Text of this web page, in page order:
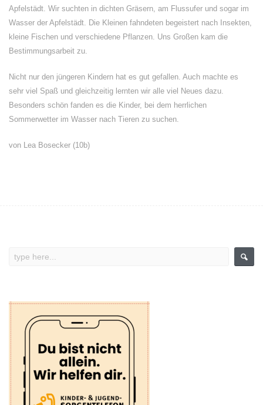
Apfelstädt. Wir suchten in dichten Gräsern, am Flussufer und sogar im
Wasser der Apfelstädt. Die Kleinen fahndeten begeistert nach Insekten,
kleine Fischen und verschiedene Pflanzen. Uns Großen kam die
Bestimmungsarbeit zu.
Nicht nur den jüngeren Kindern hat es gut gefallen. Auch machte es
sehr viel Spaß und gleichzeitig lernten wir alle viel Neues dazu.
Besonders schön fanden es die Kinder, bei dem herrlichen
Sommerwetter im Wasser nach Tieren zu suchen.
von Lea Bosecker (10b)